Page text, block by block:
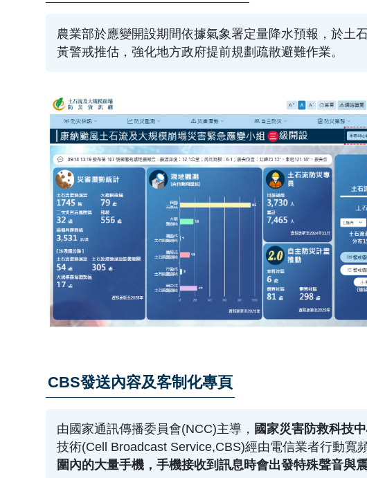
農業部於應變開設期間依據氣象署定量降水預報，於土
黃警戒推估，強化地方政府提前規劃疏散避難作業。
CBS發送內容及客制化專頁
由國家通訊傳播委員會(NCC)主導， 國家災害防救科技
技術(Cell Broadcast Service,CBS)經由電信業者行動寬
圍內的大量手機，手機接收到訊息時會出發特殊聲音與